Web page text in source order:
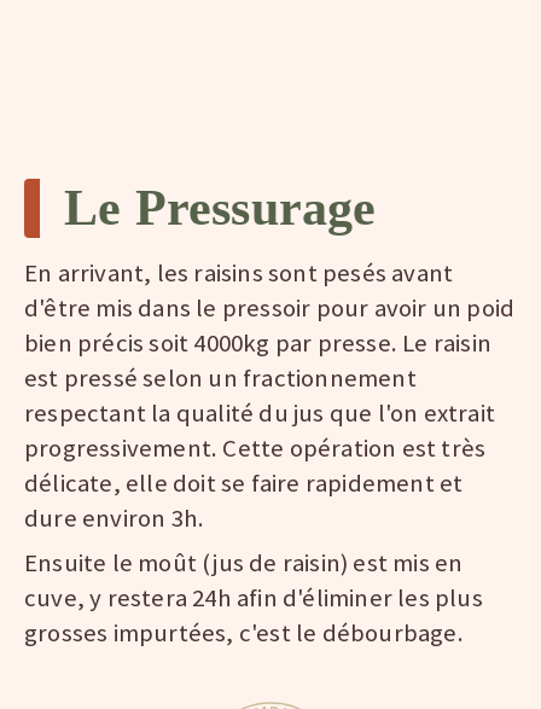
Le Pressurage
En arrivant, les raisins sont pesés avant
d'être mis dans le pressoir pour avoir un poid
bien précis soit 4000kg par presse. Le raisin
est pressé selon un fractionnement
respectant la qualité du jus que l'on extrait
progressivement. Cette opération est très
délicate, elle doit se faire rapidement et
dure environ 3h.
Ensuite le moût (jus de raisin) est mis en
cuve, y restera 24h afin d'éliminer les plus
grosses impurtées, c'est le débourbage.